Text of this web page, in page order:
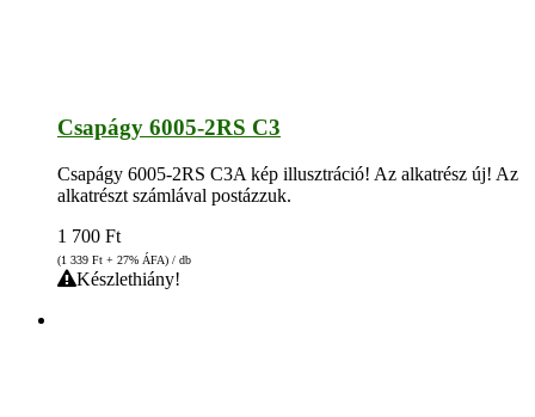
Csapágy 6005-2RS C3
Csapágy 6005-2RS C3A kép illusztráció! Az alkatrész új! Az
alkatrészt számlával postázzuk.
1 700 Ft
(1 339 Ft + 27% ÁFA) / db
Készlethiány!